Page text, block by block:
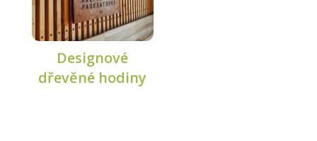
Designové
dřevěné hodiny